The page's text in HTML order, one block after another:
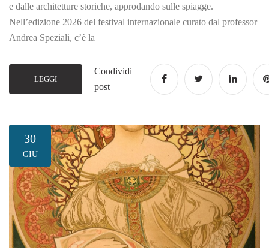
e dalle architetture storiche, approdando sulle spiagge.
Nell’edizione 2026 del festival internazionale curato dal professor
Andrea Speziali, c’è la
LEGGI
Condividi
post
30
GIU